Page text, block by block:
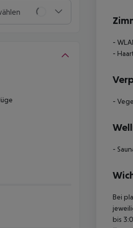
-
-
-
-
Bei
bis